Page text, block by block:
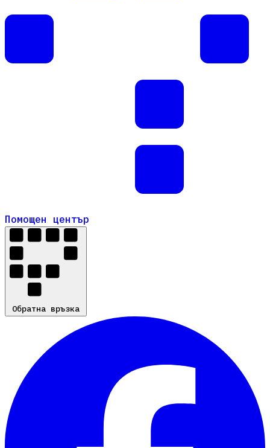
Помощен център
Помощен център
Обратна връзка
Обратна връзка